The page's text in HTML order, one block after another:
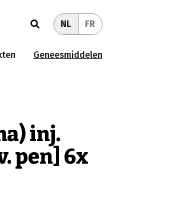
NL FR
Geneesmiddelen
inj.
pen] 6x